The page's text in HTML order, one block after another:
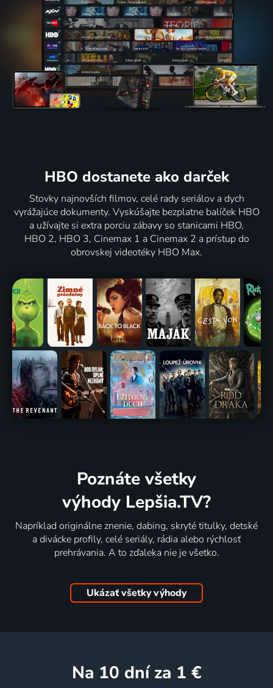
HBO dostanete ako darček
Stovky najnovších filmov, celé rady seriálov a dych
vyrážajúce dokumenty. Vyskúšajte bezplatne balíček HBO
a užívajte si extra porciu zábavy so stanicami HBO,
HBO 2, HBO 3, Cinemax 1 a Cinemax 2 a prístup do
obrovskej videotéky HBO Max.
Poznáte všetky
výhody Lepšia.TV?
Napríklad originálne znenie, dabing, skryté titulky, detské
a divácke profily, celé seriály, rádia alebo rýchlosť
prehrávania. A to zďaleka nie je všetko.
Ukázať všetky výhody
na 10 dní za 1 €